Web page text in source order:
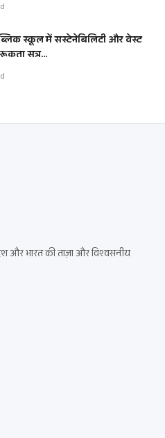
स्कूल में सस्टेनेबिलिटी और वेस्ट
सत्र…
और भारत की ताज़ा और विश्वसनीय